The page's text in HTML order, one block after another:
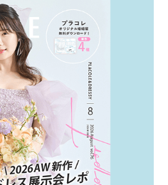
ラコレの特典は？」といった疑問も
ずは診断で候補を絞れる「ウェディ
」か、体験型 […]続きを読む